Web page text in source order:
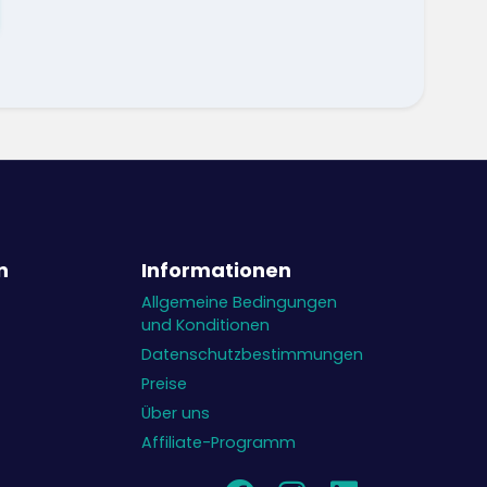
Informationen
Allgemeine Bedingungen
und Konditionen
Datenschutzbestimmungen
Preise
Über uns
Affiliate-Programm